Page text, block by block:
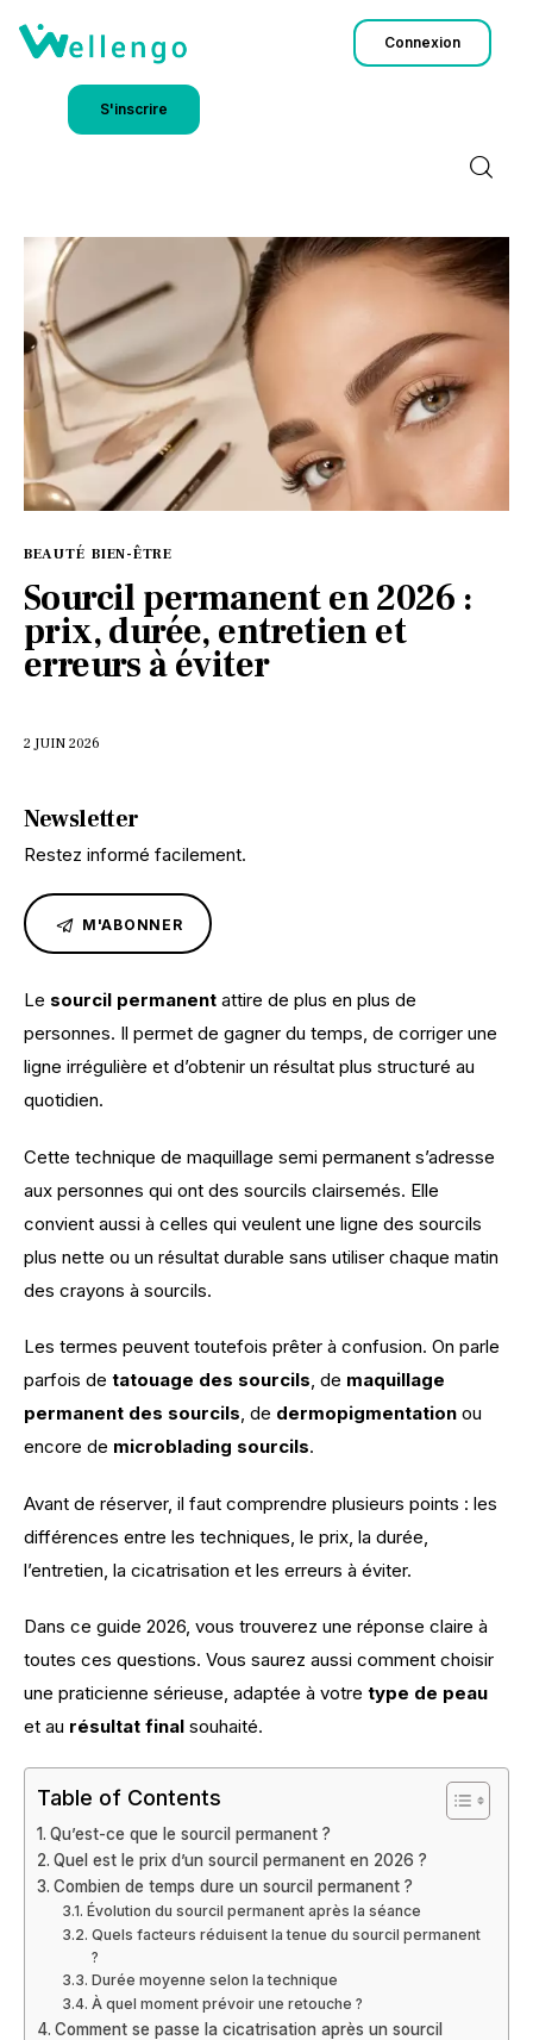
Connexion
S'inscrire
Notre Univers
Blog
Plans
Contact
BEAUTÉ BIEN-ÊTRE
Sourcil permanent en 2026 :
prix, durée, entretien et
erreurs à éviter
2 JUIN 2026
Newsletter
Restez informé facilement.
M'ABONNER
Le sourcil permanent attire de plus en plus de
personnes. Il permet de gagner du temps, de corriger une
ligne irrégulière et d’obtenir un résultat plus structuré au
quotidien.
Cette technique de maquillage semi permanent s’adresse
aux personnes qui ont des sourcils clairsemés. Elle
convient aussi à celles qui veulent une ligne des sourcils
plus nette ou un résultat durable sans utiliser chaque matin
des crayons à sourcils.
Les termes peuvent toutefois prêter à confusion. On parle
parfois de tatouage des sourcils, de maquillage
permanent des sourcils, de dermopigmentation ou
encore de microblading sourcils.
Avant de réserver, il faut comprendre plusieurs points : les
différences entre les techniques, le prix, la durée,
l’entretien, la cicatrisation et les erreurs à éviter.
Dans ce guide 2026, vous trouverez une réponse claire à
toutes ces questions. Vous saurez aussi comment choisir
une praticienne sérieuse, adaptée à votre type de peau
et au résultat final souhaité.
Table of Contents
Qu’est-ce que le sourcil permanent ?
Quel est le prix d’un sourcil permanent en 2026 ?
Combien de temps dure un sourcil permanent ?
Évolution du sourcil permanent après la séance
Quels facteurs réduisent la tenue du sourcil permanent
?
Durée moyenne selon la technique
À quel moment prévoir une retouche ?
Comment se passe la cicatrisation après un sourcil